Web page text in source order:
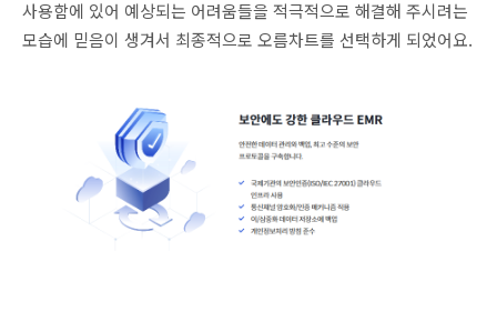
사용함에 있어 예상되는 어려움들을 적극적으로 해결해 주시려는
모습에 믿음이 생겨서 최종적으로 오름차트를 선택하게 되었어요.